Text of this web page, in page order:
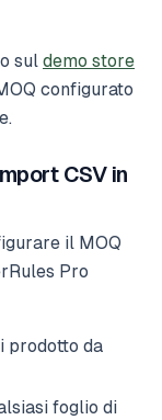
sul demo store
configurato
CSV in
il MOQ
Pro
prodotto da
foglio di